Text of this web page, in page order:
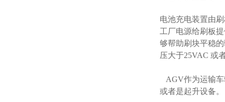
电池充电装置由
工厂电源给刷板
够帮助刷块平稳
压大于25VAC 或
AGV作为运输车
或者是起升设备。